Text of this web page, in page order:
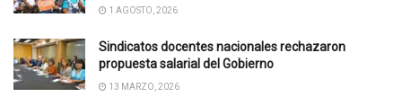
1 AGOSTO, 2026
Sindicatos docentes nacionales rechazaron
propuesta salarial del Gobierno
13 MARZO, 2026